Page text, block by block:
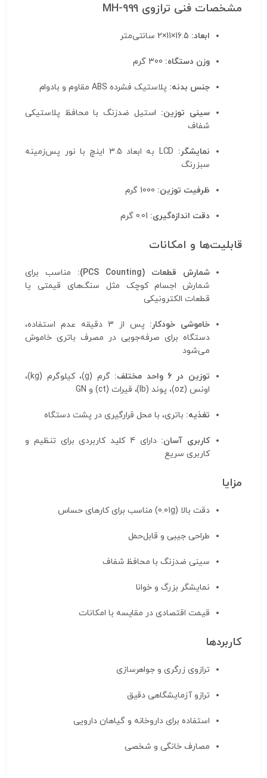
مشخصات فنی ترازوی MH-999
ابعاد:
وزن دستگاه:
جنس بدنه: پلاستیک فشرده ABS مقاوم و بادوام
سینی توزین: استیل ضدزنگ با محافظ پلاستیکی
شفاف
نمایشگر:
LCD به ابعاد 3.5 اینچ با نور پس‌زمینه
سبزرنگ
ظرفیت توزین:
دقت اندازه‌گیری:
قابلیت‌ها و امکانات
شمارش قطعات (PCS Counting):
مناسب برای
شمارش اجسام کوچک مثل سنگ‌های قیمتی یا
قطعات الکترونیکی
خاموشی خودکار:
پس از 3 دقیقه عدم استفاده،
دستگاه برای صرفه‌جویی در مصرف باتری خاموش
می‌شود
توزین در 6 واحد مختلف:
گرم (g)، کیلوگرم (kg)،
اونس (oz)، پوند (lb)، قیرات (ct) و GN
تغذیه: باتری، با محل قرارگیری در پشت دستگاه
کاربری آسان:
دارای 4 کلید کاربردی برای تنظیم و
کاربری سریع
مزایا
دقت بالا (0.01g) مناسب برای کارهای حساس
طراحی جیبی و قابل‌حمل
سینی ضدزنگ با محافظ شفاف
نمایشگر بزرگ و خوانا
قیمت اقتصادی در مقایسه با امکانات
کاربردها
ترازوی زرگری و جواهرسازی
ترازو آزمایشگاهی دقیق
استفاده برای داروخانه و گیاهان دارویی
مصارف خانگی و شخصی